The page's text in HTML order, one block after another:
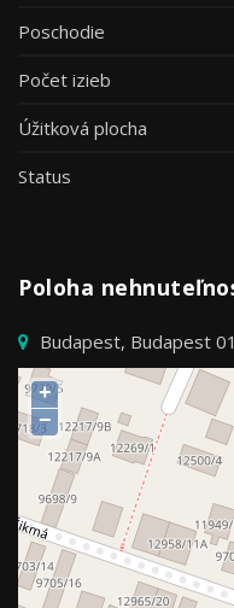
Poschodie
Počet izieb
Úžitková plocha
Status
Poloha
Budapest, Budapest
+
−